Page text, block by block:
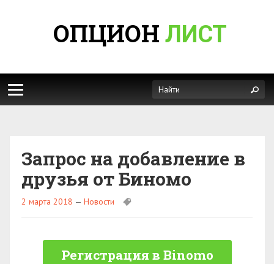
ОПЦИОН ЛИСТ
Запрос на добавление в
друзья от Биномо
2 марта 2018 — Новости
Регистрация в Binomo